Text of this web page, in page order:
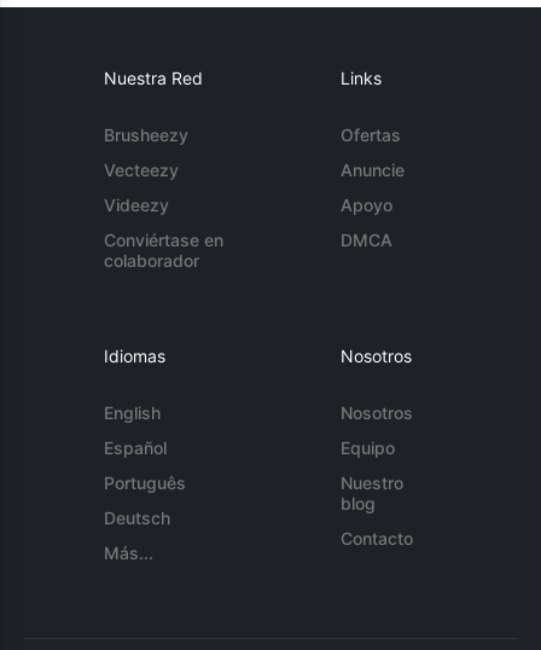
Nuestra Red
Brusheezy
Vecteezy
Videezy
Conviértase en
colaborador
Links
Ofertas
Anuncie
Apoyo
DMCA
Idiomas
English
Español
Português
Deutsch
Más...
Nosotros
Nosotros
Equipo
Nuestro
blog
Contacto